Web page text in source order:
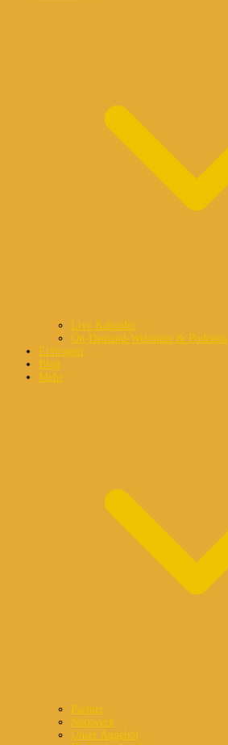
Live Kalender
On-Demand-Webinare & Podcasts
Eintragen
Blog
Mehr
Partner
Netzwerk
Unser Angebot